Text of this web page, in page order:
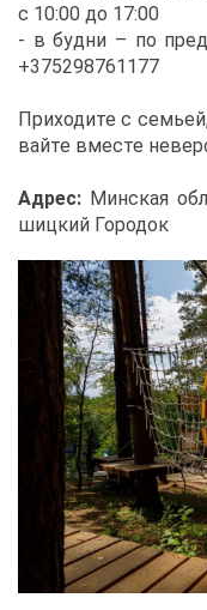
с 10:00 до 17:00
- в буд­ни – по
+375298761177
При­хо­ди­те с
вай­те вме­сте
Ад­рес: Мин­ская
шиц­кий Го­ро­док